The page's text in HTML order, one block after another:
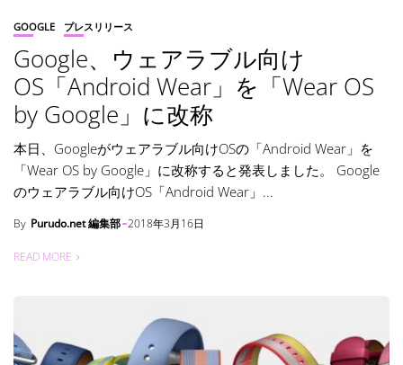
GOOGLE プレスリリース
Google、ウェアラブル向け
OS「Android Wear」を「Wear OS
by Google」に改称
本日、Googleがウェアラブル向けOSの「Android Wear」を
「Wear OS by Google」に改称すると発表しました。 Google
のウェアラブル向けOS「Android Wear」...
By Purudo.net 編集部 2018年3月16日
READ MORE